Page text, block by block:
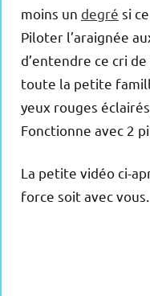
moins un degré si
Piloter l’araignée
d’entendre ce cri
toute la petite
yeux rouges
Fonctionne avec 2
La petite vidéo ci-
force soit avec vous.